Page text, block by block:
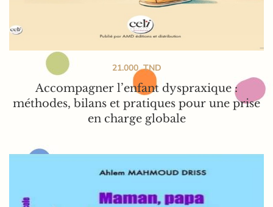
Accompagner l’enfant dyspraxique :
méthodes, bilans et pratiques pour une prise
en charge globale
21.000TND